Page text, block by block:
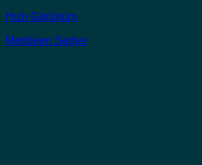
Hızlı Görünüm
Merdiven Sedye